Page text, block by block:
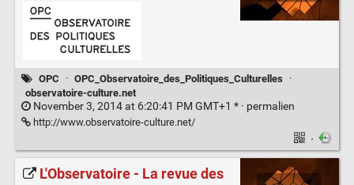
OPC · OPC_Observatoire_des_Politiques_Culturelles
·
observatoire-culture.net
November 3, 2014 at 6:20:41 PM GMT+1 * · permalien
http://www.observatoire-culture.net/
·
L'Observatoire - La revue des